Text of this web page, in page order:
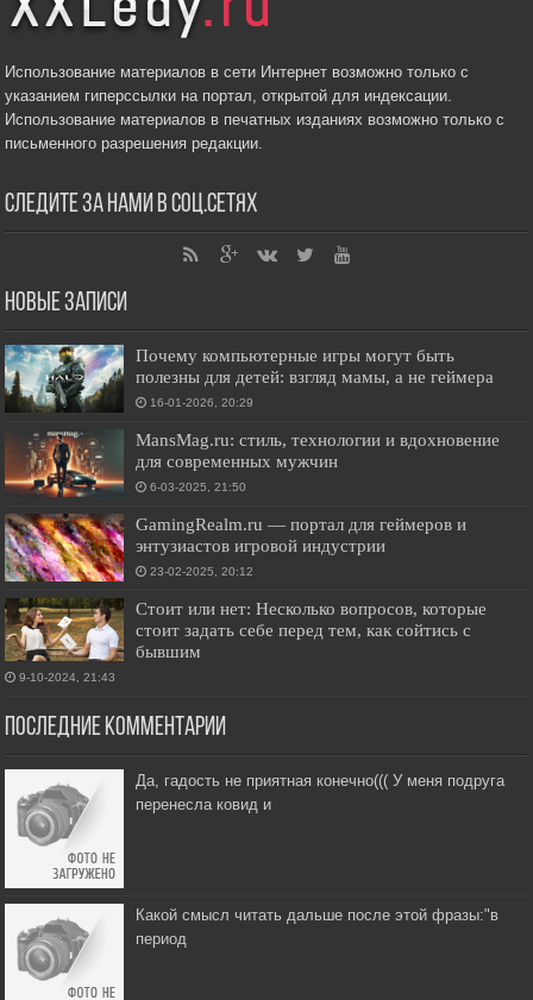
Использование материалов в сети Интернет возможно только с
указанием гиперссылки на портал, открытой для индексации.
Использование материалов в печатных изданиях возможно только с
письменного разрешения редакции.
Следите за нами в соц.сетях
Новые записи
Почему компьютерные игры могут быть
полезны для детей: взгляд мамы, а не геймера
16-01-2026, 20:29
MansMag.ru: стиль, технологии и вдохновение
для современных мужчин
6-03-2025, 21:50
GamingRealm.ru — портал для геймеров и
энтузиастов игровой индустрии
23-02-2025, 20:12
Стоит или нет: Несколько вопросов, которые
стоит задать себе перед тем, как сойтись с
бывшим
9-10-2024, 21:43
Последние комментарии
Да, гадость не приятная конечно((( У меня подруга
перенесла ковид и
Какой смысл читать дальше после этой фразы:"в
период